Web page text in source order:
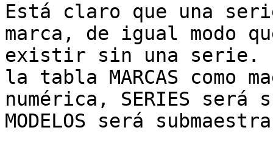
Está claro que una
marca, de igual modo
existir sin una serie.
la tabla MARCAS como
numérica, SERIES será
MODELOS será